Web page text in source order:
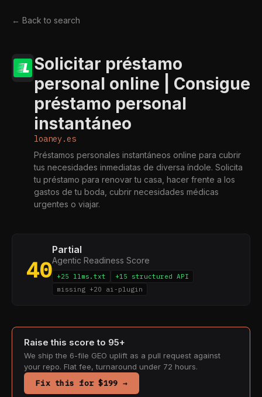
← Back to search
Solicitar préstamo
personal online | Consigue
préstamo personal
instantáneo
loaney.es
Préstamos personales instantáneos online para cubrir
tus necesidades inmediatas de diversa índole. Solicita
tu préstamo para renovar tu casa, hacer frente a los
gastos de tu boda, cubrir necesidades médicas
urgentes o viajar.
40
Partial
Agentic Readiness Score
+25 llms.txt
+15 structured API
missing +20 ai-plugin
Raise this score to 95+
We ship the 6-file GEO uplift as a pull request against
your repo. Flat fee, turnaround under 72 hours.
Fix this for $199 →